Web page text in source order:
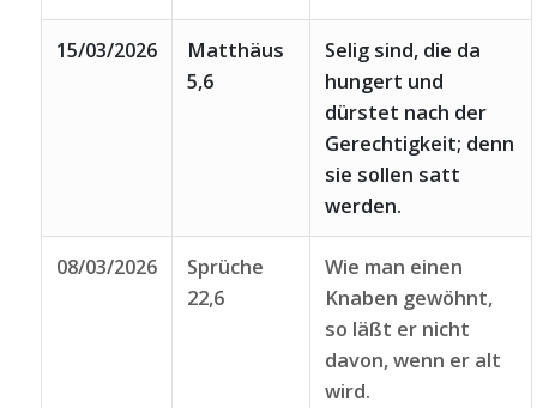
15/03/2026
Matthäus
5,6
Selig sind, die da
hungert und
dürstet nach der
Gerechtigkeit; denn
sie sollen satt
werden.
08/03/2026
Sprüche
22,6
Wie man einen
Knaben gewöhnt,
so läßt er nicht
davon, wenn er alt
wird.